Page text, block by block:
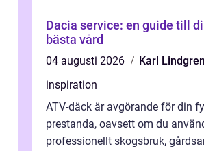
Dacia service: en guide till
bästa vård
04 augusti 2026
Karl Lindgren
inspiration
ATV-däck är avgörande för din
prestanda, oavsett om du
professionellt skogsbruk,